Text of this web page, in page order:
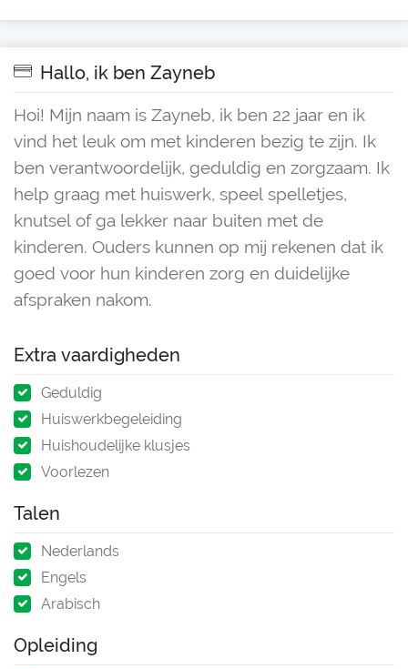
Hallo, ik ben Zayneb
Hoi! Mijn naam is Zayneb, ik ben 22 jaar en ik
vind het leuk om met kinderen bezig te zijn. Ik
ben verantwoordelijk, geduldig en zorgzaam. Ik
help graag met huiswerk, speel spelletjes,
knutsel of ga lekker naar buiten met de
kinderen. Ouders kunnen op mij rekenen dat ik
goed voor hun kinderen zorg en duidelijke
afspraken nakom.
Extra vaardigheden
Geduldig
Huiswerkbegeleiding
Huishoudelijke klusjes
Voorlezen
Talen
Nederlands
Engels
Arabisch
Opleiding